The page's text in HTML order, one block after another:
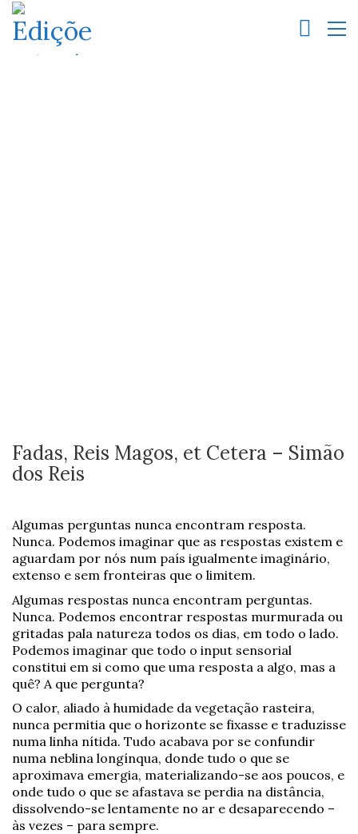
Fadas, Reis Magos, et Cetera – Simão
dos Reis
Algumas perguntas nunca encontram resposta.
Nunca. Podemos imaginar que as respostas existem e
aguardam por nós num país igualmente imaginário,
extenso e sem fronteiras que o limitem.
Algumas respostas nunca encontram perguntas.
Nunca. Podemos encontrar respostas murmurada ou
gritadas pala natureza todos os dias, em todo o lado.
Podemos imaginar que todo o input sensorial
constitui em si como que uma resposta a algo, mas a
quê? A que pergunta?
O calor, aliado à humidade da vegetação rasteira,
nunca permitia que o horizonte se fixasse e traduzisse
numa linha nítida. Tudo acabava por se confundir
numa neblina longínqua, donde tudo o que se
aproximava emergia, materializando-se aos poucos, e
onde tudo o que se afastava se perdia na distância,
dissolvendo-se lentamente no ar e desaparecendo –
às vezes – para sempre.